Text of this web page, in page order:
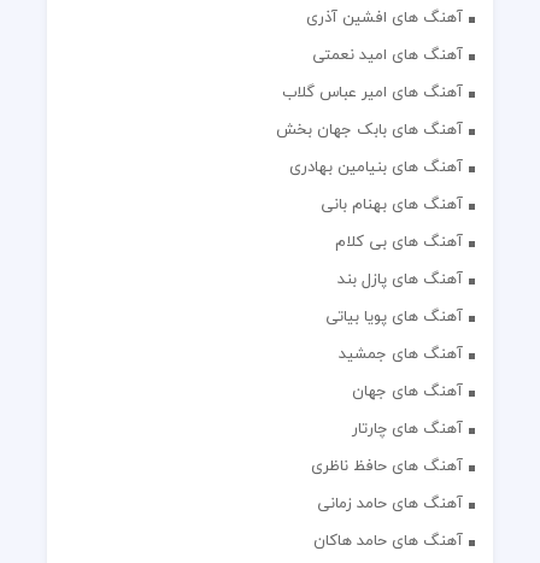
آهنگ های افشین آذری
آهنگ های امید نعمتی
آهنگ های امیر عباس گلاب
آهنگ های بابک جهان بخش
آهنگ های بنیامین بهادری
آهنگ های بهنام بانی
آهنگ های بی کلام
آهنگ های پازل بند
آهنگ های پویا بیاتی
آهنگ های جمشید
آهنگ های جهان
آهنگ های چارتار
آهنگ های حافظ ناظری
آهنگ های حامد زمانی
آهنگ های حامد هاکان